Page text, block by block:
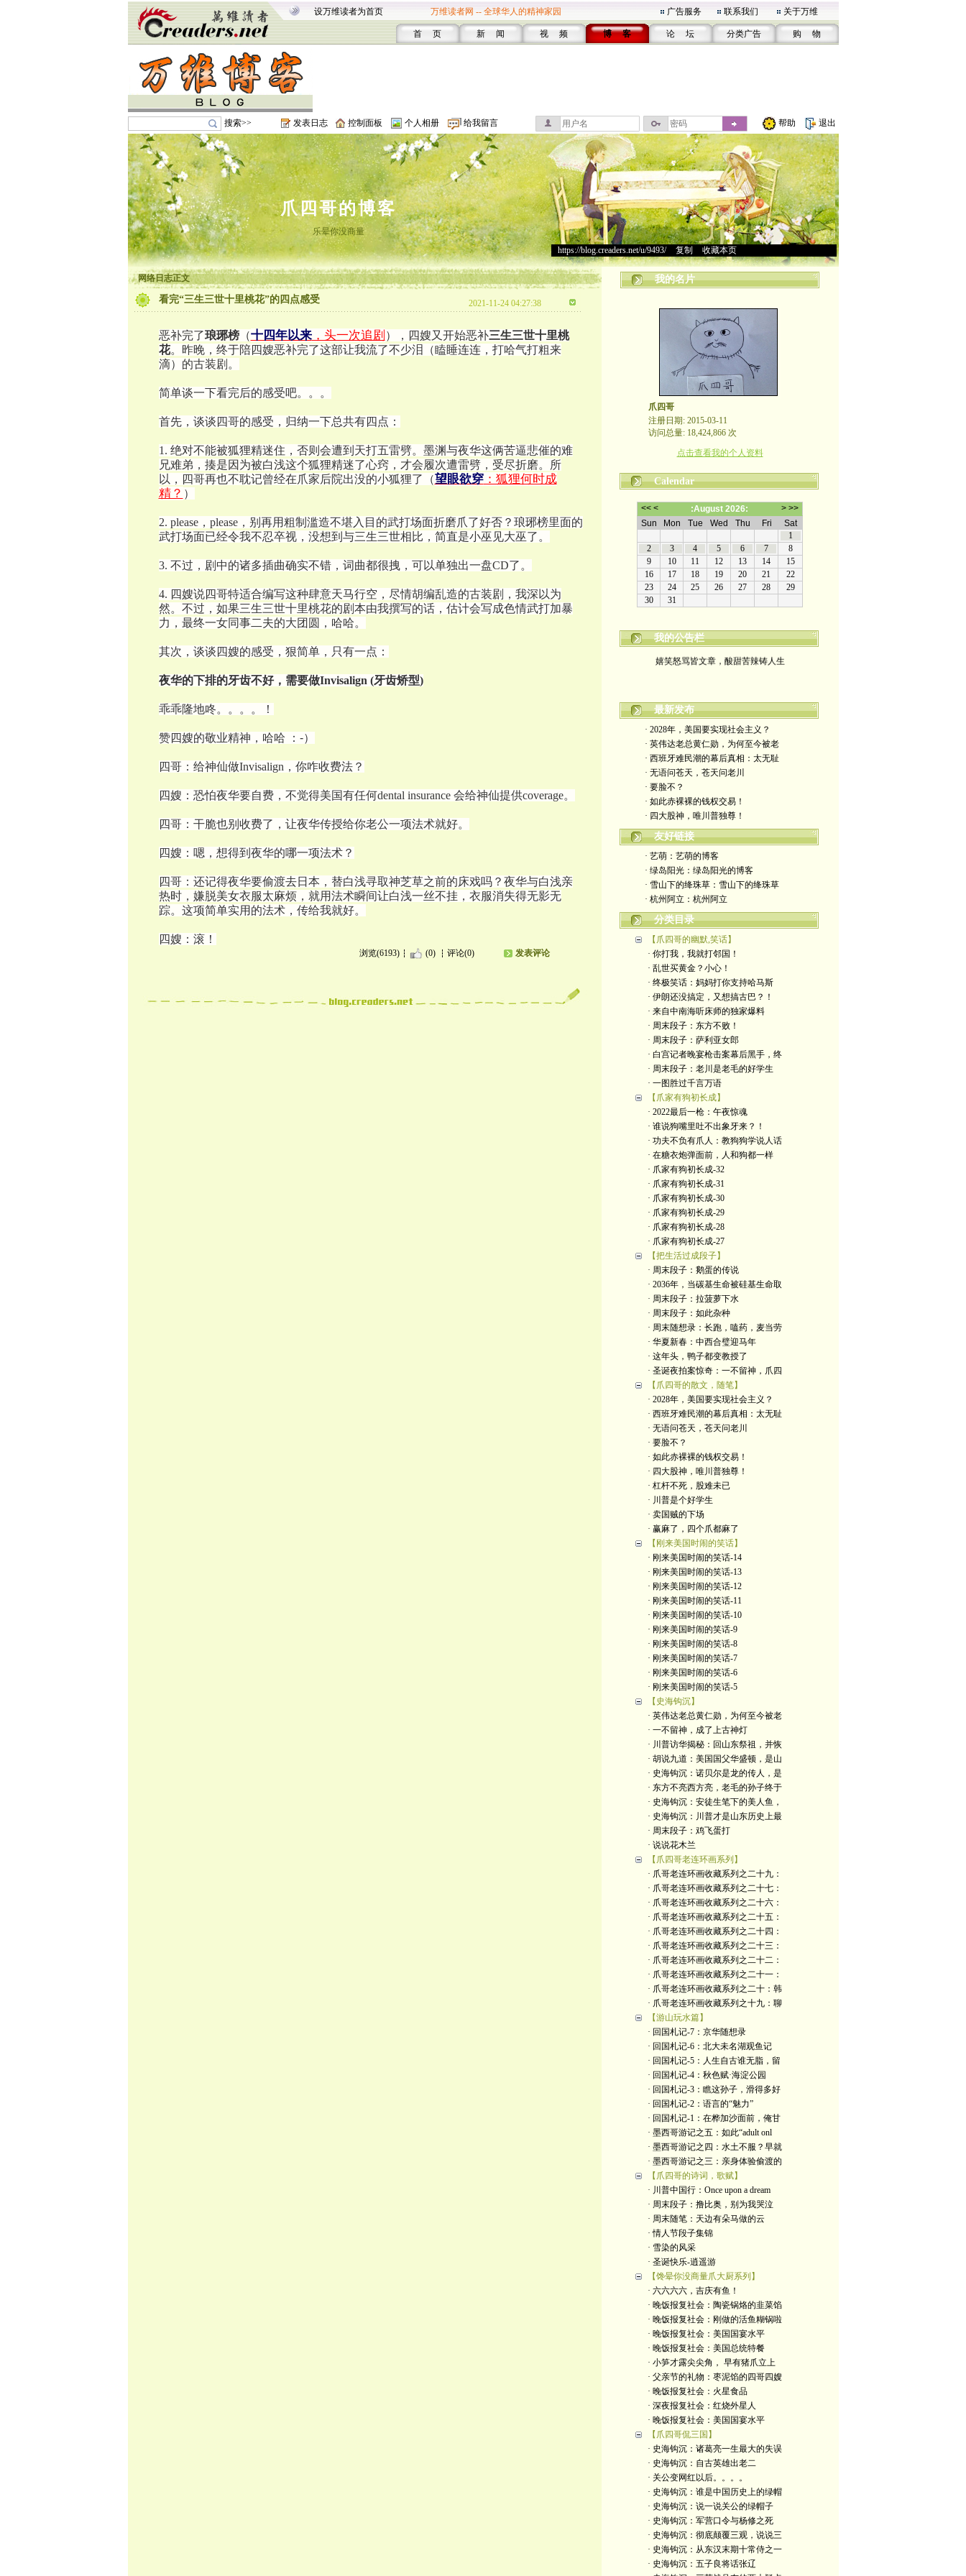
设万维读者为首页 万维读者网 -- 全球华人的精神家园 广告服务 联系我们 关于万维
首 页 新 闻 视 频 博 客 论 坛 分类广告 购 物
搜索>> 发表日志 控制面板 个人相册 给我留言 帮助 退出
爪四哥的博客
乐晕你没商量
https://blog.creaders.net/u/9493/> 复制 收藏本页
网络日志正文
看完“三生三世十里桃花”的四点感受 2021-11-24 04:27:38
恶补完了琅琊榜（十四年以来，头一次追剧 ），四嫂又开始恶补三生三世十里桃
花。昨晚，终于陪四嫂恶补完了这部让我流了不少泪（瞌睡连连，打哈气打粗来
滴）的古装剧。
简单谈一下看完后的感受吧。。。
首先，谈谈四哥的感受，归纳一下总共有四点：
1. 绝对不能被狐狸精迷住，否则会遭到天打五雷劈。墨渊与夜华这俩苦逼悲催的难
兄难弟，揍是因为被白浅这个狐狸精迷了心窍，才会履次遭雷劈，受尽折磨。所
以，四哥再也不耽记曾经在爪家后院出没的小狐狸了（望眼欲穿：狐狸何时成
精？ ）
2. please，please，别再用粗制滥造不堪入目的武打场面折磨爪了好否？琅琊榜里面的
武打场面已经令我不忍卒视，没想到与三生三世相比，简直是小巫见大巫了。
3. 不过，剧中的诸多插曲确实不错，词曲都很拽，可以单独出一盘CD了。
4. 四嫂说四哥特适合编写这种肆意天马行空，尽情胡编乱造的古装剧，我深以为
然。不过，如果三生三世十里桃花的剧本由我撰写的话，估计会写成色情武打加暴
力，最终一女同事二夫的大团圆，哈哈。
其次，谈谈四嫂的感受，狠简单，只有一点：
夜华的下排的牙齿不好，需要做Invisalign (牙齿矫型)
乖乖隆地咚。。。。！
赞四嫂的敬业精神，哈哈 ：-）
四哥：给神仙做Invisalign，你咋收费法？
四嫂：恐怕夜华要自费，不觉得美国有任何dental insurance 会给神仙提供coverage。
四哥：干脆也别收费了，让夜华传授给你老公一项法术就好。
四嫂：嗯，想得到夜华的哪一项法术？
四哥：还记得夜华要偷渡去日本，替白浅寻取神芝草之前的床戏吗？夜华与白浅亲
热时，嫌脱美女衣服太麻烦，就用法术瞬间让白浅一丝不挂，衣服消失得无影无
踪。这项简单实用的法术，传给我就好。
四嫂：滚！
浏览(6193) (0) 评论(0) 发表评论
我的名片
爪四哥
注册日期: 2015-03-11
访问总量: 18,424,866 次
点击查看我的个人资料
Calendar
我的公告栏
最新发布
· 2028年，美国要实现社会主义？
· 英伟达老总黄仁勋，为何至今被老
· 西班牙难民潮的幕后真相：太无耻
· 无语问苍天，苍天问老川
· 要脸不？
· 如此赤裸裸的钱权交易！
· 四大股神，唯川普独尊！
友好链接
· 艺萌：艺萌的博客
· 绿岛阳光：绿岛阳光的博客
· 雪山下的绛珠草：雪山下的绛珠草
· 杭州阿立：杭州阿立
分类目录
【爪四哥的幽默,笑话】
· 你打我，我就打邻国！
· 乱世买黄金？小心！
· 终极笑话：妈妈打你支持哈马斯
· 伊朗还没搞定，又想搞古巴？！
· 来自中南海听床师的独家爆料
· 周末段子：东方不败！
· 周末段子：萨利亚女郎
· 白宫记者晚宴枪击案幕后黑手，终
· 周末段子：老川是老毛的好学生
· 一图胜过千言万语
【爪家有狗初长成】
· 2022最后一枪：午夜惊魂
· 谁说狗嘴里吐不出象牙来？！
· 功夫不负有爪人：教狗狗学说人话
· 在糖衣炮弹面前，人和狗都一样
· 爪家有狗初长成-32
· 爪家有狗初长成-31
· 爪家有狗初长成-30
· 爪家有狗初长成-29
· 爪家有狗初长成-28
· 爪家有狗初长成-27
【把生活过成段子】
· 周末段子：鹅蛋的传说
· 2036年，当碳基生命被硅基生命取
· 周末段子：拉菠萝下水
· 周末段子：如此杂种
· 周末随想录：长跑，嗑药，麦当劳
· 华夏新春：中西合璧迎马年
· 这年头，鸭子都变教授了
· 圣诞夜拍案惊奇：一不留神，爪四
【爪四哥的散文，随笔】
· 2028年，美国要实现社会主义？
· 西班牙难民潮的幕后真相：太无耻
· 无语问苍天，苍天问老川
· 要脸不？
· 如此赤裸裸的钱权交易！
· 四大股神，唯川普独尊！
· 杠杆不死，股难未已
· 川普是个好学生
· 卖国贼的下场
· 赢麻了，四个爪都麻了
【刚来美国时闹的笑话】
· 刚来美国时闹的笑话-14
· 刚来美国时闹的笑话-13
· 刚来美国时闹的笑话-12
· 刚来美国时闹的笑话-11
· 刚来美国时闹的笑话-10
· 刚来美国时闹的笑话-9
· 刚来美国时闹的笑话-8
· 刚来美国时闹的笑话-7
· 刚来美国时闹的笑话-6
· 刚来美国时闹的笑话-5
【史海钩沉】
· 英伟达老总黄仁勋，为何至今被老
· 一不留神，成了上古神灯
· 川普访华揭秘：回山东祭祖，并恢
· 胡说九道：美国国父华盛顿，是山
· 史海钩沉：诺贝尔是龙的传人，是
· 东方不亮西方亮，老毛的孙子终于
· 史海钩沉：安徒生笔下的美人鱼，
· 史海钩沉：川普才是山东历史上最
· 周末段子：鸡飞蛋打
· 说说花木兰
【爪四哥老连环画系列】
· 爪哥老连环画收藏系列之二十九：
· 爪哥老连环画收藏系列之二十七：
· 爪哥老连环画收藏系列之二十六：
· 爪哥老连环画收藏系列之二十五：
· 爪哥老连环画收藏系列之二十四：
· 爪哥老连环画收藏系列之二十三：
· 爪哥老连环画收藏系列之二十二：
· 爪哥老连环画收藏系列之二十一：
· 爪哥老连环画收藏系列之二十：韩
· 爪哥老连环画收藏系列之十九：聊
【游山玩水篇】
· 回国札记-7：京华随想录
· 回国札记-6：北大未名湖观鱼记
· 回国札记-5：人生自古谁无脂，留
· 回国札记-4：秋色赋·海淀公园
· 回国札记-3：瞧这孙子，滑得多好
· 回国札记-2：语言的“魅力”
· 回国札记-1：在桦加沙面前，俺甘
· 墨西哥游记之五：如此“adult onl
· 墨西哥游记之四：水土不服？早就
· 墨西哥游记之三：亲身体验偷渡的
【爪四哥的诗词，歌赋】
· 川普中国行：Once upon a dream
· 周末段子：撸比奥，别为我哭泣
· 周末随笔：天边有朵马做的云
· 情人节段子集锦
· 雪染的风采
· 圣诞快乐-逍遥游
【馋晕你没商量爪大厨系列】
· 六六六六，吉庆有鱼！
· 晚饭报复社会：陶瓷锅烙的韭菜馅
· 晚饭报复社会：刚做的活鱼糊锅啦
· 晚饭报复社会：美国国宴水平
· 晚饭报复社会：美国总统特餐
· 小笋才露尖尖角， 早有猪爪立上
· 父亲节的礼物：枣泥馅的四哥四嫂
· 晚饭报复社会：火星食品
· 深夜报复社会：红烧外星人
· 晚饭报复社会：美国国宴水平
【爪四哥侃三国】
· 史海钩沉：诸葛亮一生最大的失误
· 史海钩沉：自古英雄出老二
· 关公变网红以后。。。。
· 史海钩沉：谁是中国历史上的绿帽
· 史海钩沉：说一说关公的绿帽子
· 史海钩沉：军营口令与杨修之死
· 史海钩沉：彻底颠覆三观，说说三
· 史海钩沉：从东汉末期十常侍之一
· 史海钩沉：五子良将话张辽